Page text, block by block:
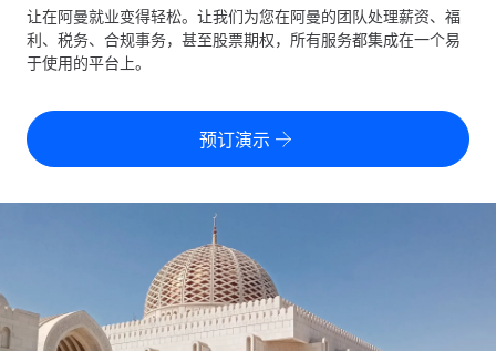
全球招聘
全球薪资管理
轻松运行合规薪资
零实体成本实现全球扩张
全球合同工入职与管理
PEO
覆盖全球
美国各州浏览器
Remote 无惧对比
了解我们的竞争优势
成长阶段
资源
工具与计算器
误分类风险计算工具
计算任何国家的员工总成本
合同工薪酬结算计算器
探索全球合同工的结算货币选项与结算速度
定价
中文（简体）
Nederlands 登录
让在阿曼就业变得轻松。让我们为您在阿曼的团队处理薪资、福
利、税务、合规事务，甚至股票期权，所有服务都集成在一个易
于使用的平台上。
预订演示